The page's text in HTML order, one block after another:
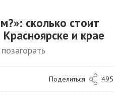
сколько стоит
и крае
Поделиться 495